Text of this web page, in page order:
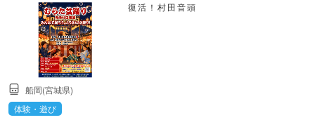
復活！村田音頭
船岡(宮城県)
体験・遊び